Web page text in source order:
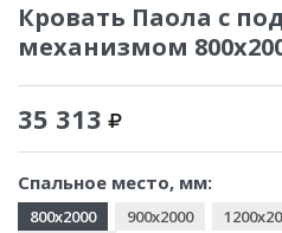
Кровать Паола с
механизмом
35 313
Спальное место, мм:
800x2000 900x2000